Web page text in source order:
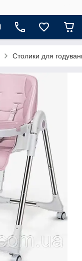
Столики для